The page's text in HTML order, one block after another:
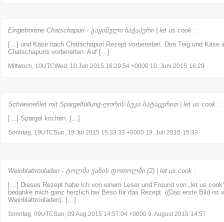
Eingefrorene Chatschapuri - გაყინული ხაჭაპური | let us cook :
[…] und Käse nach Chatschapuri Rezept vorbereiten. Den Teig und Käse
Chatschapuris vorbereiten. Auf […]
Mittwoch, 10UTCWed, 10 Jun 2015 16:29:54 +0000 10. Juni 2015 16:29
Schweinefilet mit Spargelfüllung-ღორის სუკი სატაცურით | let us cook :
[…] Spargel kochen. […]
Sonntag, 19UTCSun, 19 Jul 2015 15:33:33 +0000 19. Juli 2015 15:33
Weinblattrouladen - ტოლმა ვაზის ფოთოლში (2) | let us cook :
[…] Dieses Rezept habe ich von einem Leser und Freund von „let us
bedanke mich ganz herzlich bei Beso für das Rezept. ((Das erste Bild ist
Weinblattrouladen). […]
Sonntag, 09UTCSun, 09 Aug 2015 14:57:04 +0000 9. August 2015 14:57